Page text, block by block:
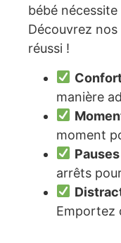
bébé
Découvrez
réussi !
manière
moment
arrêts
Emportez